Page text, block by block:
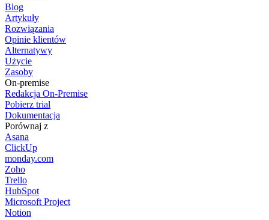
Blog
Artykuły
Rozwiązania
Opinie klientów
Alternatywy
Użycie
Zasoby
On-premise
Redakcja On-Premise
Pobierz trial
Dokumentacja
Porównaj z
Asana
ClickUp
monday.com
Zoho
Trello
HubSpot
Microsoft Project
Notion